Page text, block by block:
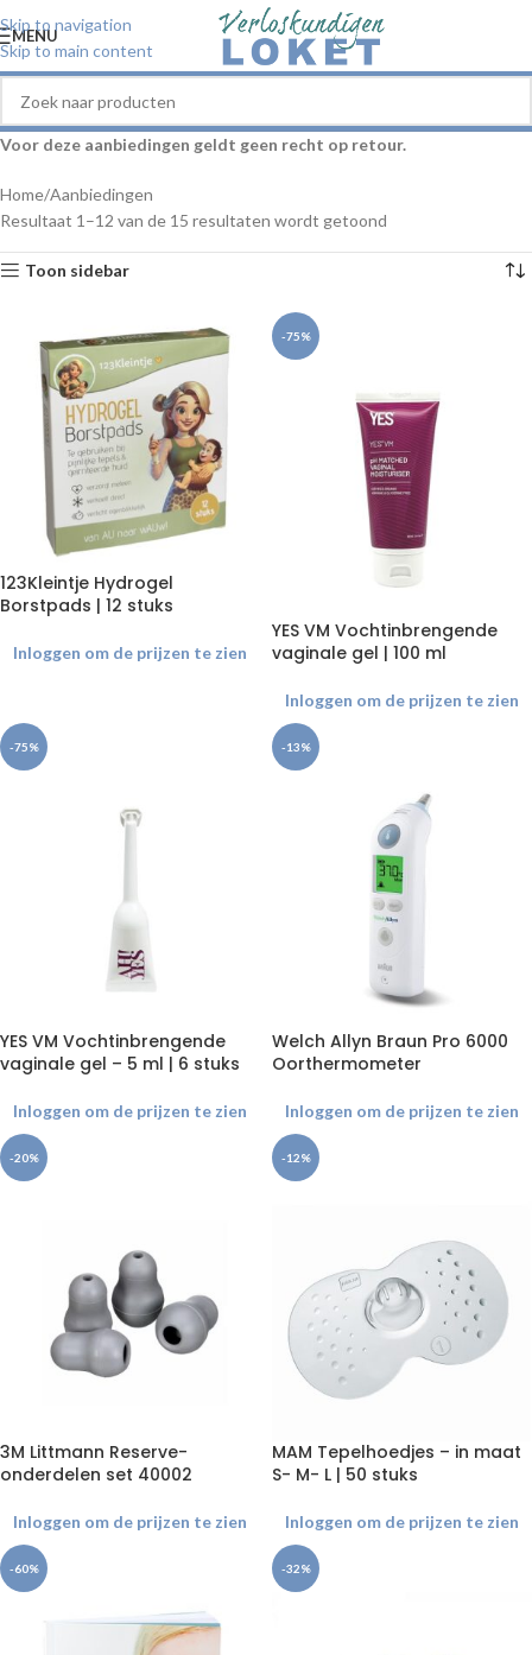
Skip to navigation
Skip to main content
MENU
Voor deze aanbiedingen geldt geen recht op retour.
Home Aanbiedingen
Resultaat 1–12 van de 15 resultaten wordt getoond
Toon sidebar
123Kleintje Hydrogel
Borstpads | 12 stuks
Inloggen om de prijzen te zien
-75%
YES VM Vochtinbrengende
vaginale gel | 100 ml
Inloggen om de prijzen te zien
-75%
YES VM Vochtinbrengende
vaginale gel – 5 ml | 6 stuks
Inloggen om de prijzen te zien
-13%
Welch Allyn Braun Pro 6000
Oorthermometer
Inloggen om de prijzen te zien
-20%
3M Littmann Reserve-
onderdelen set 40002
Inloggen om de prijzen te zien
-12%
MAM Tepelhoedjes – in maat
S- M- L | 50 stuks
Inloggen om de prijzen te zien
-60% -32%